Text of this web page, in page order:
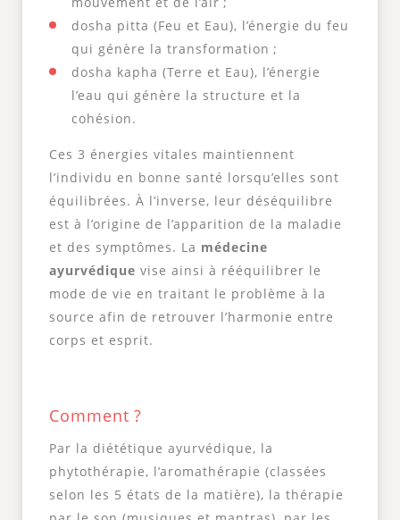
dosha pitta (Feu et Eau), l’énergie du feu
qui génère la transformation ;
dosha kapha (Terre et Eau), l’énergie
l’eau qui génère la structure et la
cohésion.
Ces 3 énergies vitales maintiennent
l’individu en bonne santé lorsqu’elles sont
équilibrées. À l’inverse, leur déséquilibre
est à l’origine de l’apparition de la maladie
et des symptômes. La médecine
ayurvédique vise ainsi à rééquilibrer le
mode de vie en traitant le problème à la
source afin de retrouver l’harmonie entre
corps et esprit.
Comment ?
Par la diététique ayurvédique, la
phytothérapie, l’aromathérapie (classées
selon les 5 états de la matière), la thérapie